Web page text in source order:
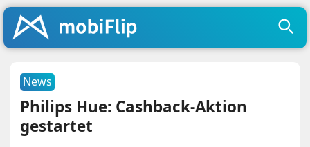
News
Philips Hue: Cashback-Aktion
gestartet